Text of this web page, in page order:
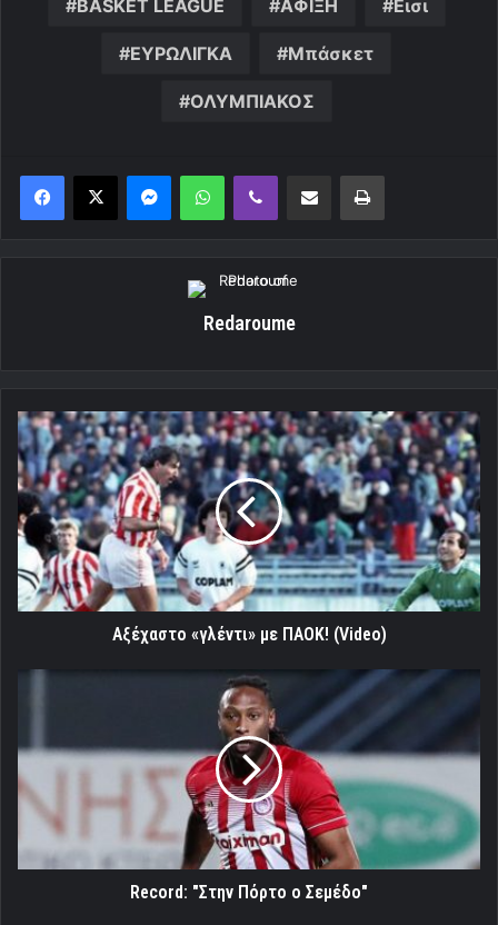
BASKET LEAGUE ΑΦΙΞΗ Εισι
ΕΥΡΩΛΙΓΚΑ Μπάσκετ
ΟΛΥΜΠΙΑΚΟΣ
MessengerWhatsAppViber Κοινοποίηση μέσω ηλεκτρονικού ταχυδρομείουΕκτύπωση
Redaroume
Αξέχαστο
«γλέντι»
με
ΠΑΟΚ!
(Video)
Αξέχαστο «γλέντι» με ΠΑΟΚ! (Video)
ο
Σεμέδο"
Record: "Στην Πόρτο ο Σεμέδο"